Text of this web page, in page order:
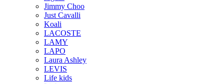
Jimmy Choo
Just Cavalli
Koali
LACOSTE
LAMY
LAPO
Laura Ashley
LEVIS
Life kids